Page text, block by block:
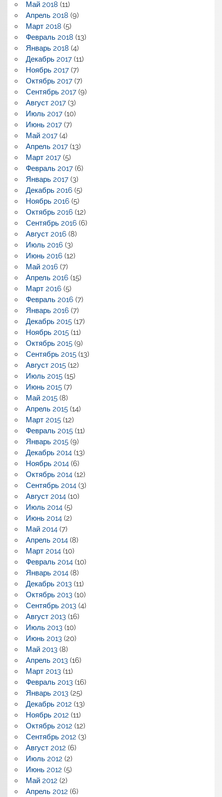
Май 2018 (11)
Апрель 2018 (9)
Март 2018 (5)
Февраль 2018 (13)
Январь 2018 (4)
Декабрь 2017(11)
Ноябрь 2017(7)
Октябрь 2017(7)
Сентябрь 2017(9)
Август 2017(3)
Июль 2017(10)
Июнь 2017(7)
Май 2017(4)
Апрель 2017(13)
Март 2017(5)
Февраль 2017(6)
Январь 2017(3)
Декабрь 2016(5)
Ноябрь 2016(5)
Октябрь 2016(12)
Сентябрь 2016(6)
Август 2016(8)
Июль 2016(3)
Июнь 2016(12)
Май 2016(7)
Апрель 2016(15)
Март 2016(5)
Февраль 2016(7)
Январь 2016(7)
Декабрь 2015(17)
Ноябрь 2015(11)
Октябрь 2015(9)
Сентябрь 2015(13)
Август 2015(12)
Июль 2015(15)
Июнь 2015(7)
Май 2015(8)
Апрель 2015(14)
Март 2015(12)
Февраль 2015(11)
Январь 2015(9)
Декабрь 2014(13)
Ноябрь 2014(6)
Октябрь 2014(12)
Сентябрь 2014(3)
Август 2014(10)
Июль 2014(5)
Июнь 2014(2)
Май 2014(7)
Апрель 2014(8)
Март 2014(10)
Февраль 2014(10)
Январь 2014(8)
Декабрь 2013(11)
Октябрь 2013(10)
Сентябрь 2013(4)
Август 2013(16)
Июль 2013(10)
Июнь 2013(20)
Май 2013(8)
Апрель 2013(16)
Март 2013(11)
Февраль 2013(16)
Январь 2013(25)
Декабрь 2012 (13)
Ноябрь 2012 (11)
Октябрь 2012 (12)
Сентябрь 2012 (3)
Август 2012 (6)
Июль 2012 (2)
Июнь 2012 (5)
Май 2012 (2)
Апрель 2012 (6)